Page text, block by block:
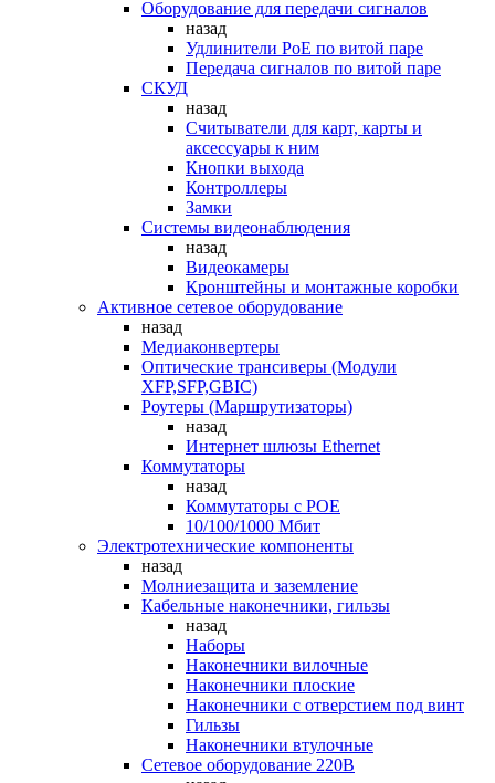
Оборудование для передачи сигналов
назад
Удлинители PoE по витой паре
Передача сигналов по витой паре
СКУД
назад
Считыватели для карт, карты и
аксессуары к ним
Кнопки выхода
Контроллеры
Замки
Системы видеонаблюдения
назад
Видеокамеры
Кронштейны и монтажные коробки
Активное сетевое оборудование
назад
Медиаконвертеры
Оптические трансиверы (Модули
XFP,SFP,GBIC)
Роутеры (Маршрутизаторы)
назад
Интернет шлюзы Ethernet
Коммутаторы
назад
Коммутаторы c POE
10/100/1000 Мбит
Электротехнические компоненты
назад
Молниезащита и заземление
Кабельные наконечники, гильзы
назад
Наборы
Наконечники вилочные
Наконечники плоские
Наконечники с отверстием под винт
Гильзы
Наконечники втулочные
Сетевое оборудование 220В